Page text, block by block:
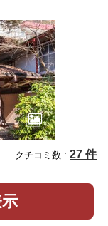
クチコミ数 : 27 件